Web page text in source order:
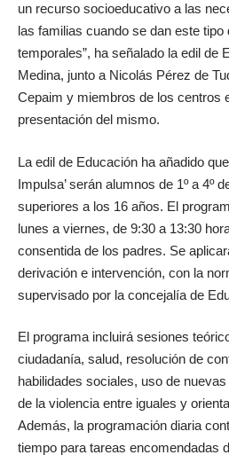
un recurso socioeducativo a las
las familias cuando se dan este tipo
temporales”, ha señalado la edil de
Medina, junto a Nicolás Pérez de
Cepaim y miembros de los centros
presentación del mismo.
La edil de Educación ha añadido
Impulsa’ serán alumnos de 1º a 4º
superiores a los 16 años. El
lunes a viernes, de 9:30 a 13:30
consentida de los padres. Se
derivación e intervención, con la
supervisado por la concejalía de
El programa incluirá sesiones
ciudadanía, salud, resolución de
habilidades sociales, uso de
de la violencia entre iguales y
Además, la programación diaria
tiempo para tareas encomendadas